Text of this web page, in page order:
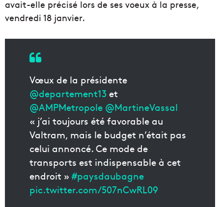
avait-elle précisé lors de ses voeux à la presse,
vendredi 18 janvier.
Vœux de la présidente
@departement13et
@AMPMetropole @MartineVassal
« j’ai toujours été favorable au
Valtram, mais le budget n’était pas
celui annoncé. Ce mode de
transports est indispensable à cet
endroit »#paysdaubagne
pic.twitter.com/507nCwRL09